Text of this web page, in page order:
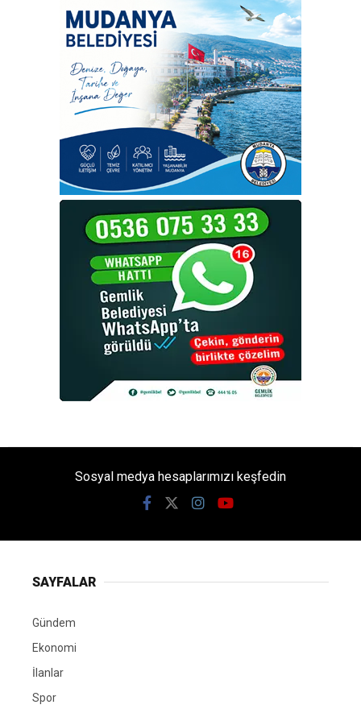
Sosyal medya hesaplarımızı keşfedin
SAYFALAR
Gündem
Ekonomi
İlanlar
Spor